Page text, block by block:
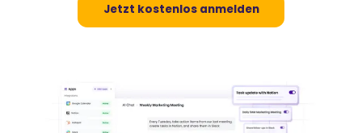
Jetzt kostenlos anmelden